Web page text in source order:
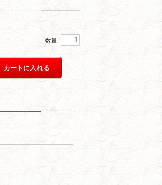
数量
カートに入れる